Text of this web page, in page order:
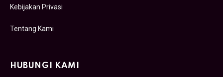
Kebijakan Privasi
Tentang Kami
HUBUNGI KAMI